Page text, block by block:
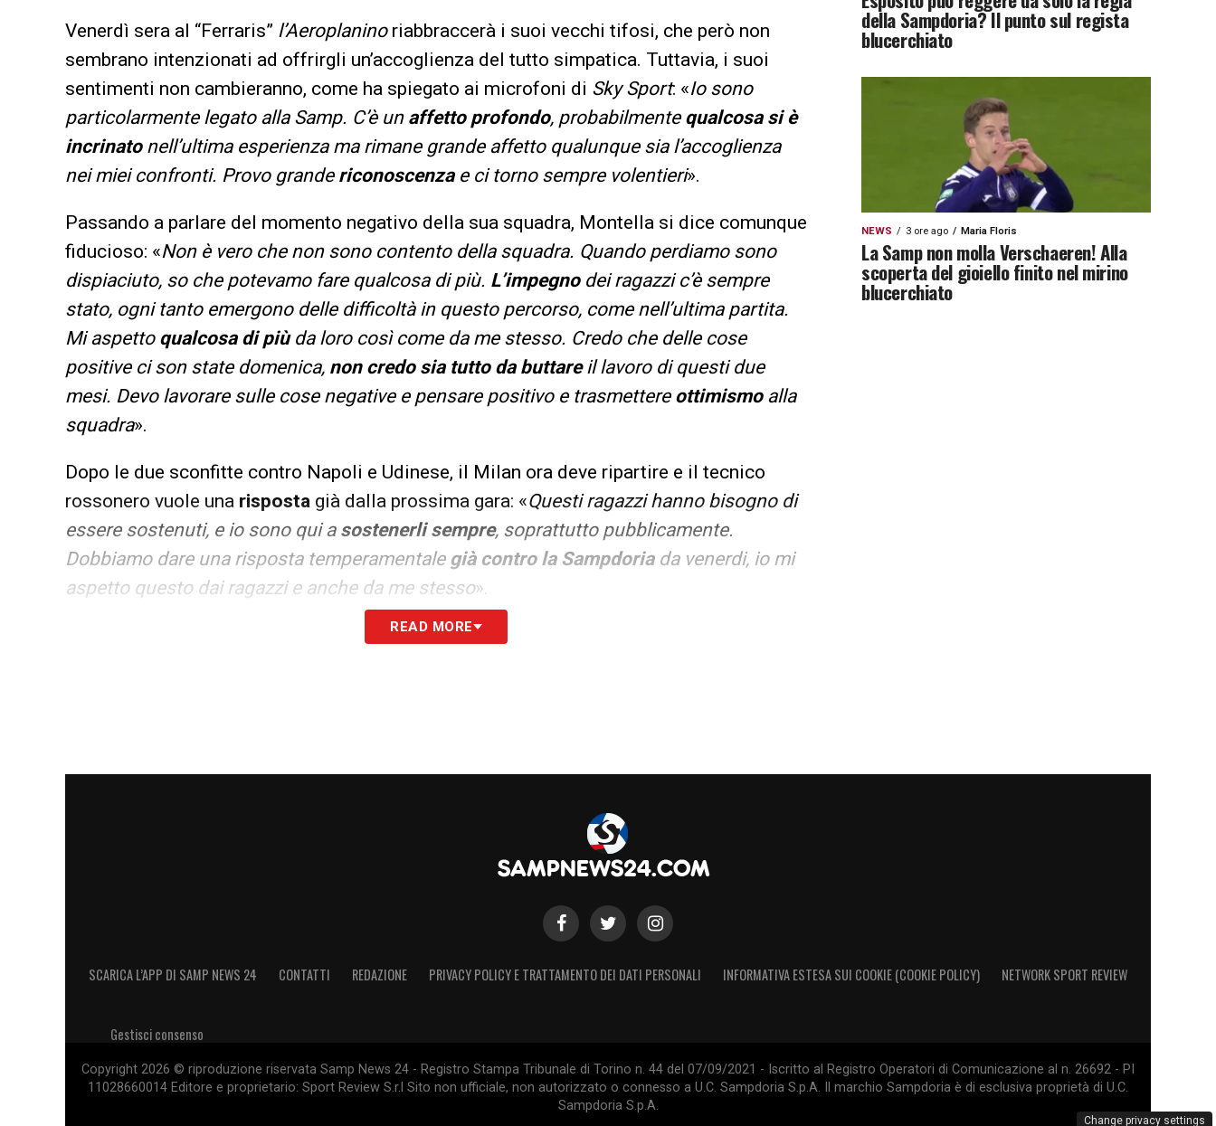
Venerdì sera al “Ferraris” l’Aeroplaninoriabbraccerà i suoi vecchi tifosi, che però non
sembrano intenzionati ad offrirgli un’accoglienza del tutto simpatica. Tuttavia, i suoi
sentimenti non cambieranno, come ha spiegato ai microfoni di Sky Sport: «Io sono
particolarmente legato alla Samp. C’è un affetto profondo, probabilmente qualcosa si è
incrinatonell’ultima esperienza ma rimane grande affetto qualunque sia l’accoglienza
nei miei confronti. Provo grande riconoscenzae ci torno sempre volentieri».
Passando a parlare del momento negativo della sua squadra, Montella si dice comunque
fiducioso: «Non è vero che non sono contento della squadra. Quando perdiamo sono
dispiaciuto, so che potevamo fare qualcosa di più. L’impegnodei ragazzi c’è sempre
stato, ogni tanto emergono delle difficoltà in questo percorso, come nell’ultima partita.
Mi aspetto qualcosa di piùda loro così come da me stesso. Credo che delle cose
positive ci son state domenica, non credo sia tutto da buttareil lavoro di questi due
mesi. Devo lavorare sulle cose negative e pensare positivo e trasmettere ottimismoalla
squadra».
Dopo le due sconfitte contro Napoli e Udinese, il Milan ora deve ripartire e il tecnico
rossonero vuole una risposta già dalla prossima gara: «Questi ragazzi hanno bisogno di
essere sostenuti, e io sono qui a sostenerli sempre, soprattutto pubblicamente.
Dobbiamo dare una risposta temperamentale già contro la Sampdoriada venerdi, io mi
aspetto questo dai ragazzi e anche da me stesso».
LA PLAYLIST DELLE NOSTRE TOP NEWS
READ MORE
della Sampdoria? Il punto sul regista
blucerchiato
NEWS 3 ore ago Maria Floris
La Samp non molla Verschaeren! Alla
scoperta del gioiello finito nel mirino
blucerchiato
SCARICA L’APP DI SAMP NEWS 24 CONTATTI REDAZIONE PRIVACY POLICY E TRATTAMENTO DEI DATI PERSONALI INFORMATIVA ESTESA SUI COOKIE (COOKIE POLICY) NETWORK SPORT REVIEW
Gestisci consenso
Copyright 2026 © riproduzione riservata Samp News 24 - Registro Stampa Tribunale di Torino n. 44 del 07/09/2021 - Iscritto al Registro Operatori di Comunicazione al n. 26692 - PI
11028660014 Editore e proprietario: Sport Review S.r.l Sito non ufficiale, non autorizzato o connesso a U.C. Sampdoria S.p.A. Il marchio Sampdoria è di esclusiva proprietà di U.C.
Sampdoria S.p.A.
Change privacy settings